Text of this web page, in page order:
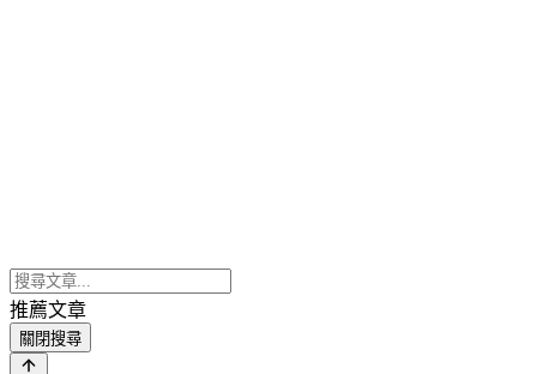
推薦文章
關閉搜尋